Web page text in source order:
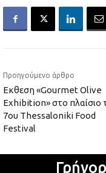
Προηγούμενο άρθρο
Εκθεση «Gourmet Olive
Exhibition» στο πλαίσιο
7ου Thessaloniki Food
Festival